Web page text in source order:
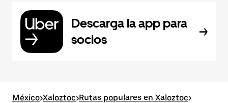
Descarga la app para
socios
México>Xaloztoc>Rutas populares en Xaloztoc>